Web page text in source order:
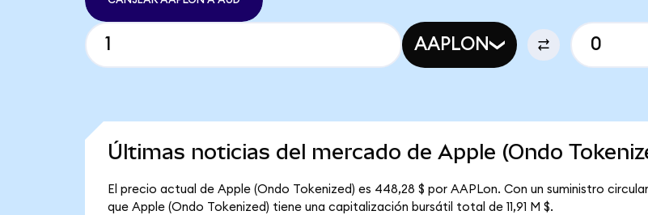
AAPLON
Últimas noticias del mercado de Apple (Ondo
El precio actual de Apple (Ondo Tokenized) es 448,28 $ por AAPLon. Con un suministro
que Apple (Ondo Tokenized) tiene una capitalización bursátil total de 11,91 M $.